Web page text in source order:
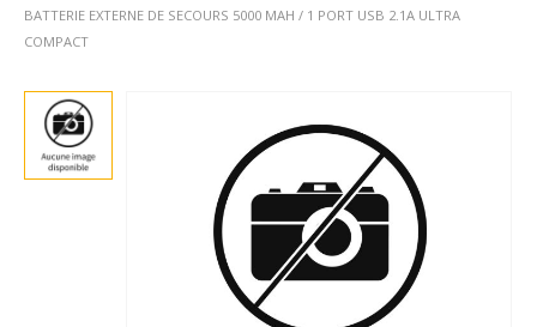
BATTERIE EXTERNE DE SECOURS 5000 MAH / 1 PORT USB 2.1A ULTRA
COMPACT